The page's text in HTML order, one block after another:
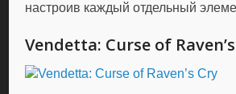
настроив каждый отдельный
Vendetta: Curse of